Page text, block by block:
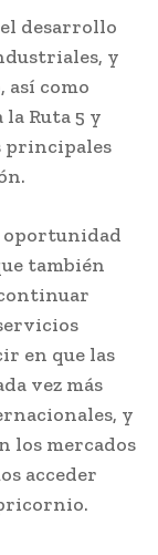
desarrollo
y
así como
Ruta 5 y
principales
oportunidad
también
en que las
vez más
y
los mercados
acceder